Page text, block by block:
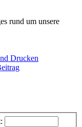
rund um unsere
Drucken